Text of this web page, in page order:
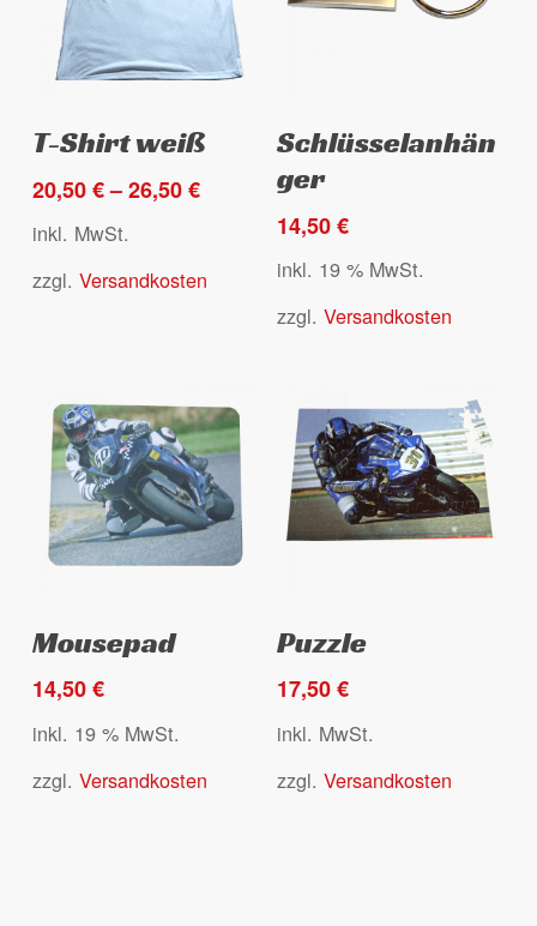
Es befinden sich keine Produkte
im Warenkorb.
Go to shop
Produktseite
gewählt
werden
Produkt
weist
Varianten
auf.
auf
der
Produktseite
gewählt
werden
T-Shirt weiß
20,50€–26,50€
inkl. MwSt.
zzgl. Versandkosten
Schlüsselanhän
ger
14,50€
inkl. 19 % MwSt.
zzgl.Versandkosten
Mousepad
14,50€
inkl. 19 % MwSt.
zzgl. Versandkosten
Produkt
weist
Varianten
auf.
Puzzle
17,50€
inkl. MwSt.
zzgl.Versandkosten